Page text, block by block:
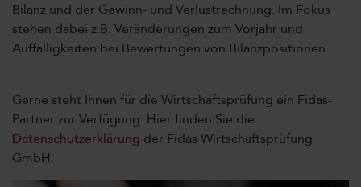
Bilanz und der Gewinn- und Verlustrechnung. Im Fokus
stehen dabei z.B. Veränderungen zum Vorjahr und
Auffälligkeiten bei Bewertungen von Bilanzpositionen.
Gerne steht Ihnen für die Wirtschaftsprüfung ein Fidas-
Partner zur Verfügung. Hier finden Sie die
Datenschutzerklärung der Fidas Wirtschaftsprüfung
GmbH.